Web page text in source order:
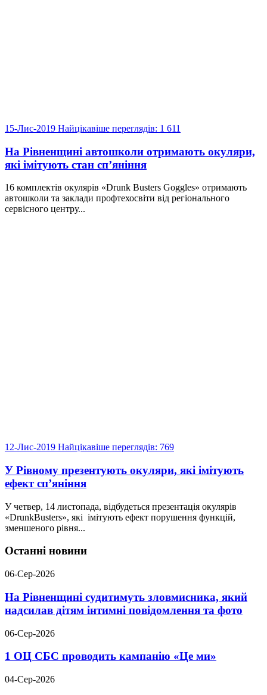
15-Лис-2019 Найцікавіше переглядів: 1 611
На Рівненщині автошколи отримають окуляри,
які імітують стан сп’яніння
16 комплектів окулярів «Drunk Busters Goggles» отримають
автошколи та заклади профтехосвіти від регіонального
сервісного центру...
12-Лис-2019 Найцікавіше переглядів: 769
У Рівному презентують окуляри, які імітують
ефект сп’яніння
У четвер, 14 листопада, відбудеться презентація окулярів
«DrunkBusters», які імітують ефект порушення функцій,
зменшеного рівня...
Останні новини
06-Сер-2026
На Рівненщині судитимуть зловмисника, який
надсилав дітям інтимні повідомлення та фото
06-Сер-2026
1 ОЦ СБС проводить кампанію «Це ми»
04-Сер-2026